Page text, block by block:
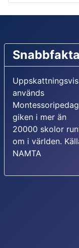
Snabbfakta
Uppskattningsvis
används
giken i mer än
20000 skolor
om i världen.
NAMTA